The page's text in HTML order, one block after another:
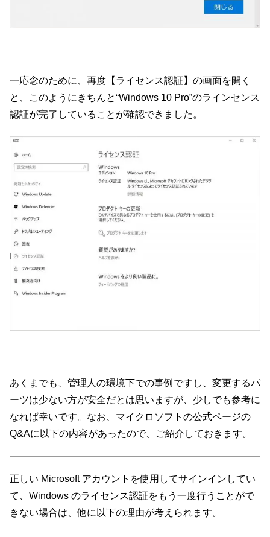
一応念のために、再度【ライセンス認証】の画面を開く
と、このようにきちんと“Windows 10 Pro”のラインセンス
認証が完了していることが確認できました。
あくまでも、管理人の環境下での事例ですし、変更するパ
ーツは少ない方が安全だとは思いますが、少しでも参考に
なれば幸いです。なお、マイクロソフトの公式ページの
Q&Aに以下の内容があったので、ご紹介しておきます。
正しい Microsoft アカウントを使用してサインインしてい
て、Windows のライセンス認証をもう一度行うことがで
きない場合は、他に以下の理由が考えられます。